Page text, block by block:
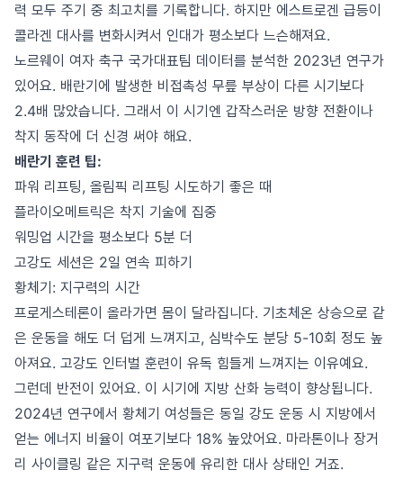
력 모두 주기 중 최고치를 기록합니다. 하지만 에스트로겐 급등이
콜라겐 대사를 변화시켜서 인대가 평소보다 느슨해져요.
노르웨이 여자 축구 국가대표팀 데이터를 분석한 2023년 연구가
있어요. 배란기에 발생한 비접촉성 무릎 부상이 다른 시기보다
2.4배 많았습니다. 그래서 이 시기엔 갑작스러운 방향 전환이나
착지 동작에 더 신경 써야 해요.
배란기 훈련 팁:
파워 리프팅, 올림픽 리프팅 시도하기 좋은 때
플라이오메트릭은 착지 기술에 집중
워밍업 시간을 평소보다 5분 더
고강도 세션은 2일 연속 피하기
황체기: 지구력의 시간
프로게스테론이 올라가면 몸이 달라집니다. 기초체온 상승으로 같
은 운동을 해도 더 덥게 느껴지고, 심박수도 분당 5-10회 정도 높
아져요. 고강도 인터벌 훈련이 유독 힘들게 느껴지는 이유예요.
그런데 반전이 있어요. 이 시기에 지방 산화 능력이 향상됩니다.
2024년 연구에서 황체기 여성들은 동일 강도 운동 시 지방에서
얻는 에너지 비율이 여포기보다 18% 높았어요. 마라톤이나 장거
리 사이클링 같은 지구력 운동에 유리한 대사 상태인 거죠.